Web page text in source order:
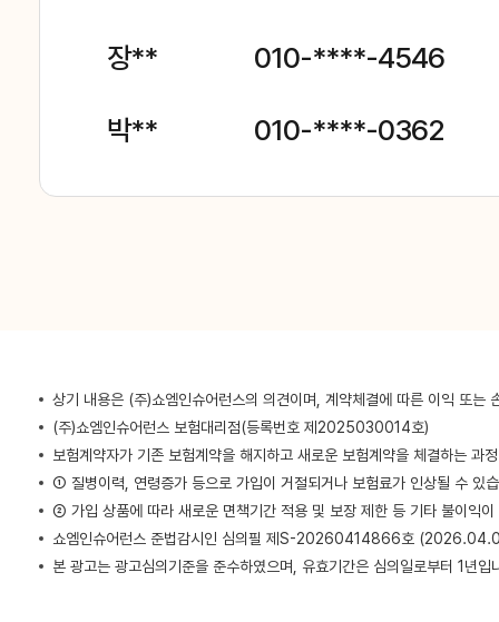
장** 010-****-4546
박** 010-****-0362
강** 010-****-4332
정** 010-****-1490
장** 010-****-2038
임** 010-****-0441
상기 내용은 (주)쇼엠인슈어런스의 의견이며, 계약체결에 따른 이익 또는
(주)쇼엠인슈어런스 보험대리점(등록번호 제2025030014호)
보험계약자가 기존 보험계약을 해지하고 새로운 보험계약을 체결하는 과
① 질병이력, 연령증가 등으로 가입이 거절되거나 보험료가 인상될 수 있
② 가입 상품에 따라 새로운 면책기간 적용 및 보장 제한 등 기타 불이익이
쇼엠인슈어런스 준법감시인 심의필 제S-20260414866호
본 광고는 광고심의기준을 준수하였으며, 유효기간은 심의일로부터 1년입